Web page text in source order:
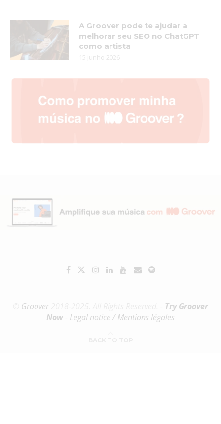
A Groover pode te ajudar a
melhorar seu SEO no ChatGPT
como artista
15 junho 2026
Groover2018-2025. All Rights Reserved. - Try Groover
Now
Legal notice / Mentions légales